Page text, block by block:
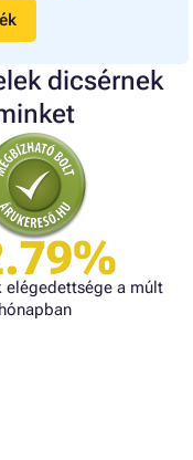
dicsérnek
elégedettsége a múlt
hónapban